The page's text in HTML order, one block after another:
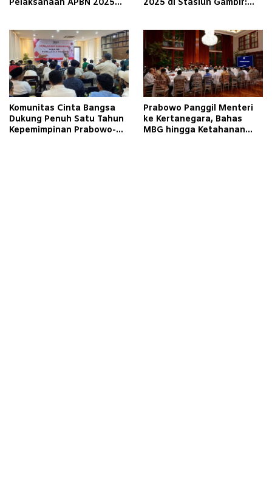
Pelaksanaan APBN 2025
2025 di Stasiun Gambir:
Komunitas Cinta Bangsa
Dukung Penuh Satu Tahun
Kepemimpinan Prabowo-
Prabowo Panggil Menteri
ke Kertanegara, Bahas
MBG hingga Ketahanan